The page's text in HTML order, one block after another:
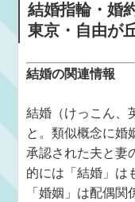
結婚指輪・婚
東京・自由が
結婚の関連情報
結婚（けっこん、
と。類似概念に婚
承認された夫と妻
的には「結婚」は
「婚姻」は配偶